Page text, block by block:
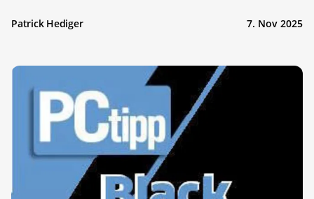
Patrick Hediger 7. Nov 2025